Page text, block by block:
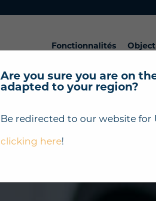
Are you sure you are on
adapted to your region?
Be redirected to our website for
clicking here!
Fonctionnalités